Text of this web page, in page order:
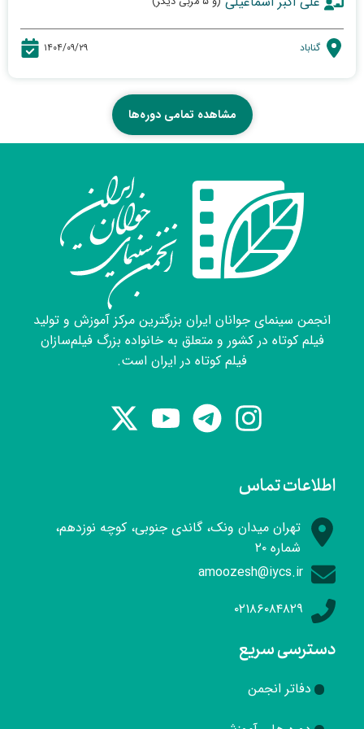
گناباد ۱۴۰۴/۰۹/۲۹
مشاهده تمامی دوره‌ها
اطلاعات تماس
تهران میدان ونک، گاندی جنوبی، کوچه نوزدهم،
شماره ۲۰
amoozesh@iycs.ir
۰۲۱۸۶۰۸۴۸۲۹
انجمن سینمای جوانان ایران بزرگترین مرکز آموزش و تولید
فیلم کوتاه در کشور و متعلق به خانواده بزرگ فیلم‌سازان
فیلم کوتاه در ایران است.
دسترسی سریع
دفاتر انجمن